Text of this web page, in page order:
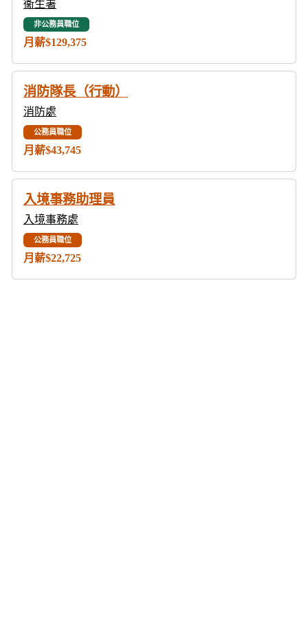
衞生署
非公務員職位
月薪$129,375
消防隊長（行動）
消防處
公務員職位
月薪$43,745
入境事務助理員
入境事務處
公務員職位
月薪$22,725